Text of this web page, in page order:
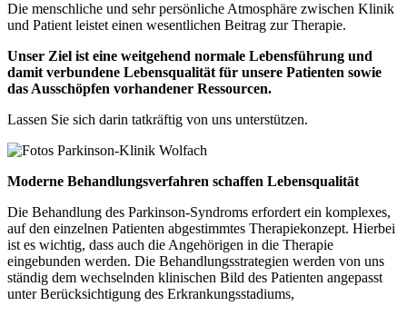
Die menschliche und sehr persönliche Atmosphäre zwischen Klinik
und Patient leistet einen wesentlichen Beitrag zur Therapie.
Unser Ziel ist eine weitgehend normale Lebensführung und
damit verbundene Lebensqualität für unsere Patienten sowie
das Ausschöpfen vorhandener Ressourcen.
Lassen Sie sich darin tatkräftig von uns unterstützen.
Moderne Behandlungsverfahren schaffen Lebensqualität
Die Behandlung des Parkinson-Syndroms erfordert ein komplexes,
auf den einzelnen Patienten abgestimmtes Therapiekonzept. Hierbei
ist es wichtig, dass auch die Angehörigen in die Therapie
eingebunden werden. Die Behandlungsstrategien werden von uns
ständig dem wechselnden klinischen Bild des Patienten angepasst
unter Berücksichtigung des Erkrankungsstadiums,